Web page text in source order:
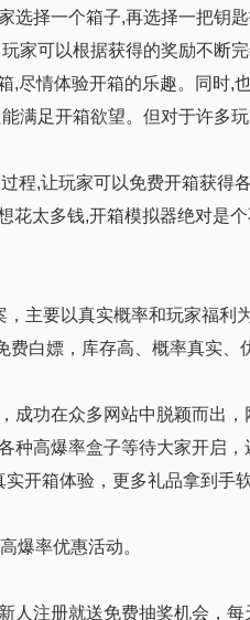
选择一个箱子,再选择一把钥
家可以根据获得的奖励不断
,尽情体验开箱的乐趣。同时,
满足开箱欲望。但对于许多
程,让玩家可以免费开箱获得
太多钱,开箱模拟器绝对是个
主要以真实概率和玩家福利
费白嫖，库存高、概率真实
成功在众多网站中脱颖而出
种高爆率盒子等待大家开启
开箱体验，更多礼品拿到手软
爆率优惠活动。
人注册就送免费抽奖机会，